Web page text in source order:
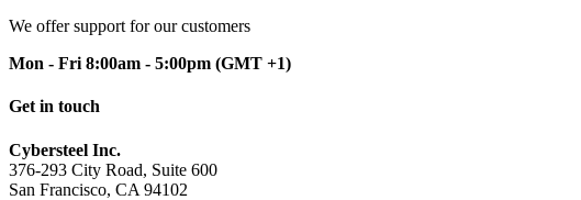
We offer support for our customers
Mon - Fri 8:00am - 5:00pm (GMT +1)
Get in touch
Cybersteel Inc.
376-293 City Road, Suite 600
San Francisco, CA 94102